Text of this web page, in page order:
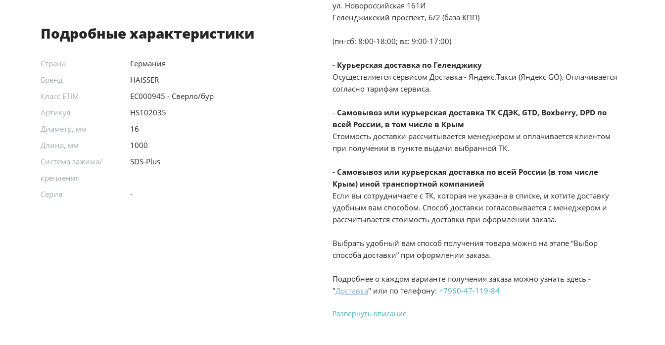
Подробные характеристики
Страна
Германия
Бренд
HAISSER
Класс ETIM
EC000945 - Сверло/бур
Артикул
HS102035
Диаметр, мм
16
Длина, мм
1000
Система зажима/
крепления
SDS-Plus
Серия -
ул. Новороссийская 161И
Геленджикский проспект, 6/2 (база КПП)
(пн-сб: 8:00-18:00; вс: 9:00-17:00)
- Курьерская доставка по Геленджику
Осуществляется сервисом Доставка - Яндекс.Такси (Яндекс GO). Оплачивается
согласно тарифам сервиса.
- Самовывоз или курьерская доставка ТК СДЭК, GTD, Boxberry, DPD по
всей России, в том числе в Крым
Стоимость доставки рассчитывается менеджером и оплачивается клиентом
при получении в пункте выдачи выбранной ТК.
- Самовывоз или курьерская доставка по всей России (в том числе
Крым) иной транспортной компанией
Если вы сотрудничаете с ТК, которая не указана в списке, и хотите доставку
удобным вам способом. Способ доставки согласовывается с менеджером и
рассчитывается стоимость доставки при оформлении заказа.
Выбрать удобный вам способ получения товара можно на этапе “Выбор
способа доставки” при оформлении заказа.
Подробнее о каждом варианте получения заказа можно узнать здесь -
"Доставка" или по телефону: +7960-47-119-84
Развернуть описание